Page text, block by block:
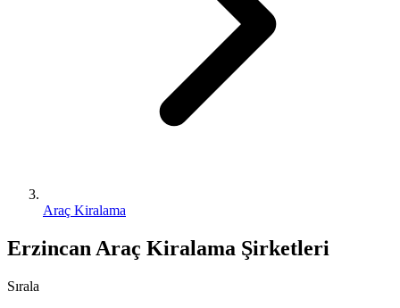
Araç Kiralama
Erzincan Araç Kiralama Şirketleri
Sırala